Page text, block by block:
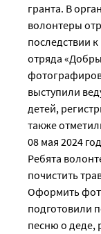
гранта. В
волонтеры
последствии
отряда
выступили
детей,
также
08 мая 2024
Ребята
почистить
Оформить
подготовили
песню о деде,